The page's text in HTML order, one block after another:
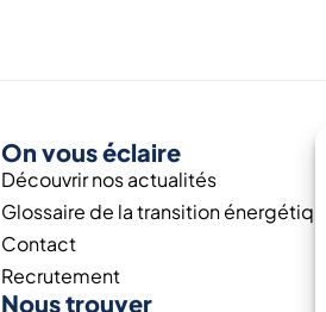
On vous éclaire
Découvrir nos actualités
Glossaire de la transition énergétique
Contact
Recrutement
Nous trouver